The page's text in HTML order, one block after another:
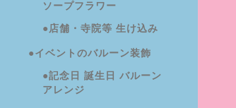
ソープフラワー
●店舗・寺院等 生け込み
●イベントのバルーン装飾
●記念日 誕生日 バルーン
アレンジ